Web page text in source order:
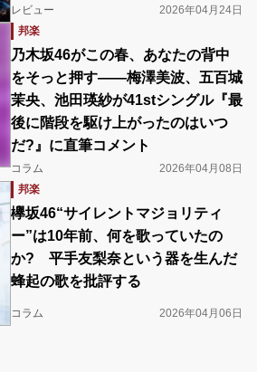
レビュー
2026年04月24日
邦楽
乃木坂46がこの春、あなたの背中
をそっと押す――梅澤美波、五百城
茉央、池田瑛紗が41stシングル『最
後に階段を駆け上がったのはいつ
だ?』に直筆コメント
コラム
2026年04月08日
邦楽
欅坂46“サイレントマジョリティ
ー”は10年前、何を歌っていたの
か? 平手友梨奈という器を生んだ
蜂起の歌を批評する
コラム 2026年04月06日